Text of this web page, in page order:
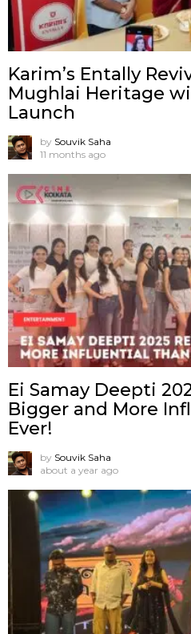
Karim’s Entally
Mughlai Heritage
Launch
by Souvik Saha
11 months ago
Ei Samay Deepti
Bigger and More
Ever!
by Souvik Saha
about a year ago